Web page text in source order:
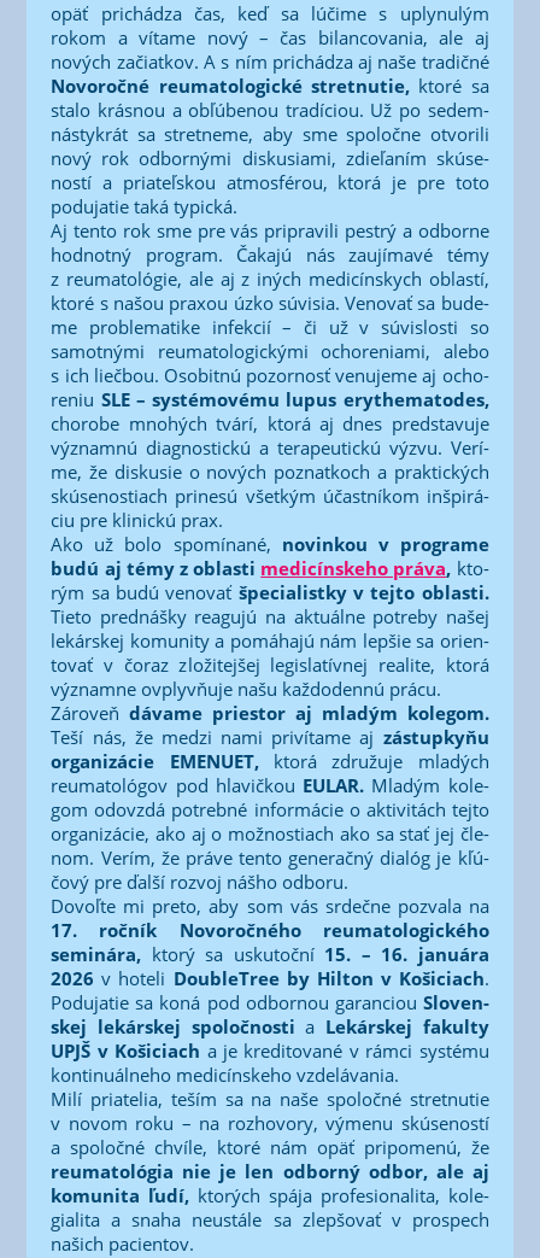
opäť pri­chá­dza čas, keď sa lúči­me s uply­nu­lým
rokom a víta­me nový – čas bilan­co­va­nia, ale aj
nových začiat­kov. A s ním pri­chá­dza aj naše tra­dič­né
Novo­roč­né reuma­to­lo­gic­ké stret­nu­tie, kto­ré sa
sta­lo krás­nou a obľú­be­nou tra­dí­ci­ou. Už po sedem­
nás­ty­krát sa stret­ne­me, aby sme spo­loč­ne otvo­ri­li
nový rok odbor­ný­mi dis­ku­sia­mi, zdie­ľa­ním skú­se­
nos­tí a pria­teľ­skou atmo­sfé­rou, kto­rá je pre toto
podu­ja­tie taká typic­ká.
Aj ten­to rok sme pre vás pri­pra­vi­li pes­trý a odbor­ne
hod­not­ný prog­ram. Čaka­jú nás zau­jí­ma­vé témy
z reuma­to­ló­gie, ale aj z iných medi­cín­skych oblas­tí,
kto­ré s našou pra­xou úzko súvi­sia. Veno­vať sa bude­
me prob­le­ma­ti­ke infek­cií – či už v súvis­los­ti so
samot­ný­mi reuma­to­lo­gic­ký­mi ocho­re­nia­mi, ale­bo
s ich lieč­bou. Oso­bit­nú pozor­nosť venu­je­me aj ocho­
re­niu SLE – sys­té­mo­vé­mu lupus eryt­he­ma­to­des,
cho­ro­be mno­hých tvá­rí, kto­rá aj dnes pred­sta­vu­je
význam­nú diag­nos­tic­kú a tera­pe­utic­kú výzvu. Verí­
me, že dis­ku­sie o nových poznat­koch a prak­tic­kých
skú­se­nos­tiach pri­ne­sú všet­kým účast­ní­kom inšpi­rá­
ciu pre kli­nic­kú prax.
Ako už bolo spo­mí­na­né, novin­kou v prog­ra­me
budú aj témy z oblas­ti medi­cín­ske­ho prá­va, kto­
rým sa budú veno­vať špe­cia­lis­t­ky v tej­to oblas­ti.
Tie­to pred­náš­ky rea­gu­jú na aktu­ál­ne potre­by našej
lekár­skej komu­ni­ty a pomá­ha­jú nám lep­šie sa orien­
to­vať v čoraz zlo­ži­tej­šej legis­la­tív­nej rea­li­te, kto­rá
význam­ne ovplyv­ňu­je našu kaž­do­den­nú prá­cu.
Záro­veňdáva­me pries­tor aj mla­dým kole­gom.
Teší nás, že medzi nami pri­ví­ta­me aj zástup­ky­ňu
orga­ni­zá­cie EMENUET,kto­rá zdru­žu­je mla­dých
reuma­to­ló­gov pod hla­vič­kou EULAR. Mla­dým kole­
gom odo­vzdá potreb­né infor­má­cie o akti­vi­tách tej­to
orga­ni­zá­cie, ako aj o mož­nos­tiach ako sa stať jej čle­
nom. Verím, že prá­ve ten­to gene­rač­ný dia­lóg je kľú­
čo­vý pre ďal­ší roz­voj náš­ho odbo­ru.
Dovoľ­te mi pre­to, aby som vás srdeč­ne pozva­la na
17. roč­ník Novo­roč­né­ho reuma­to­lo­gic­ké­ho
semi­ná­ra, kto­rý sa usku­toč­ní 15. – 16. janu­ára
2026 v hote­li Doub­leT­ree by Hil­ton v Koši­ciach.
Podu­ja­tie sa koná pod odbor­nou garan­ci­ou Slo­ven­
skej lekár­skej spo­loč­nos­ti a Lekár­skej fakul­ty
UPJŠ v Koši­ciach a je kre­di­to­va­né v rám­ci sys­té­mu
kon­ti­nu­ál­ne­ho medi­cín­ske­ho vzde­lá­va­nia.
Milí pria­te­lia, teším sa na naše spo­loč­né stret­nu­tie
v novom roku – na roz­ho­vo­ry, výme­nu skú­se­nos­tí
a spo­loč­né chví­le, kto­ré nám opäť pri­po­me­nú, že
reuma­to­ló­gia nie je len odbor­ný odbor, ale aj
komu­ni­ta ľudí, kto­rých spá­ja pro­fe­si­ona­li­ta, kole­
gia­li­ta a sna­ha neus­tá­le sa zlep­šo­vať v pros­pech
našich pacientov.